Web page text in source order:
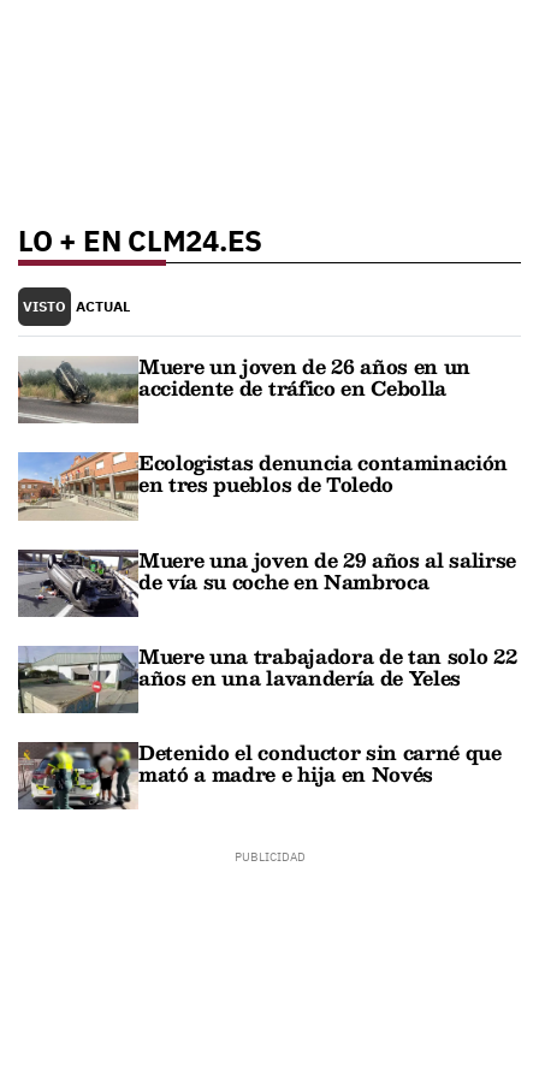
LO + EN CLM24.ES
VISTO ACTUAL
Muere un joven de 26 años en un
accidente de tráfico en Cebolla
Ecologistas denuncia contaminación
en tres pueblos de Toledo
Muere una joven de 29 años al salirse
de vía su coche en Nambroca
Muere una trabajadora de tan solo 22
años en una lavandería de Yeles
Detenido el conductor sin carné que
mató a madre e hija en Novés